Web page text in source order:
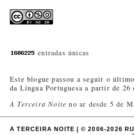
entradas únicas
Este blogue passou a seguir o
da Língua Portuguesa a partir de 26
A Terceira Noite no ar desde 5 de
A TERCEIRA NOITE | © 2006-2026